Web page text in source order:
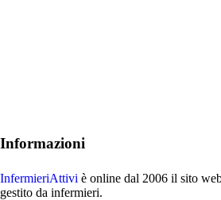
Informazioni
InfermieriAttivi è online dal 2006 il sito
gestito da infermieri.